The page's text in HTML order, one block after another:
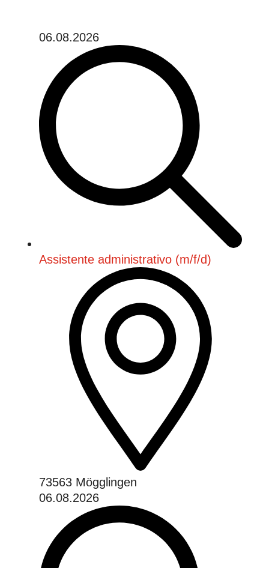
06.08.2026
Assistente administrativo (m/f/d)
73563 Mögglingen
06.08.2026